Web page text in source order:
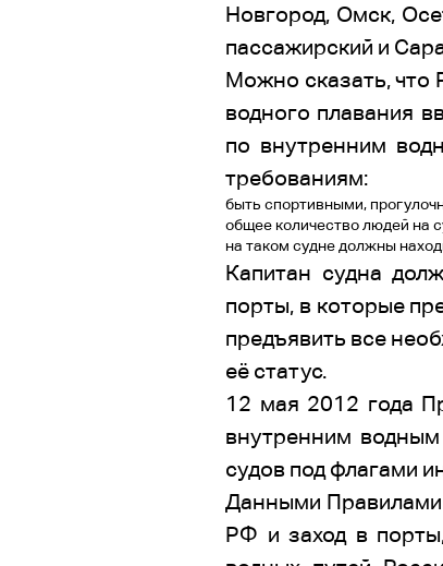
Новгород, Омск,
пассажирский и
Можно сказать, что
водного плавания
по внутренним
требованиям:
быть спортивными,
общее количество людей на
на таком судне должны
Капитан судна
порты, в которые
предъявить все
её статус.
12 мая 2012 года
внутренним
судов под флагами
Данными Правилами
РФ и заход в